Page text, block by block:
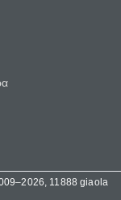
11888 giaola